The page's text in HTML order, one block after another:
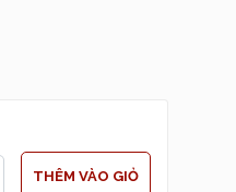
THÊM VÀO GIỎ